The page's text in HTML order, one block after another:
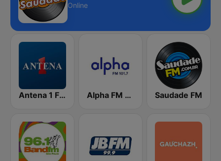
Online
Antena 1 FM Alpha FM 101.7 Saudade FM